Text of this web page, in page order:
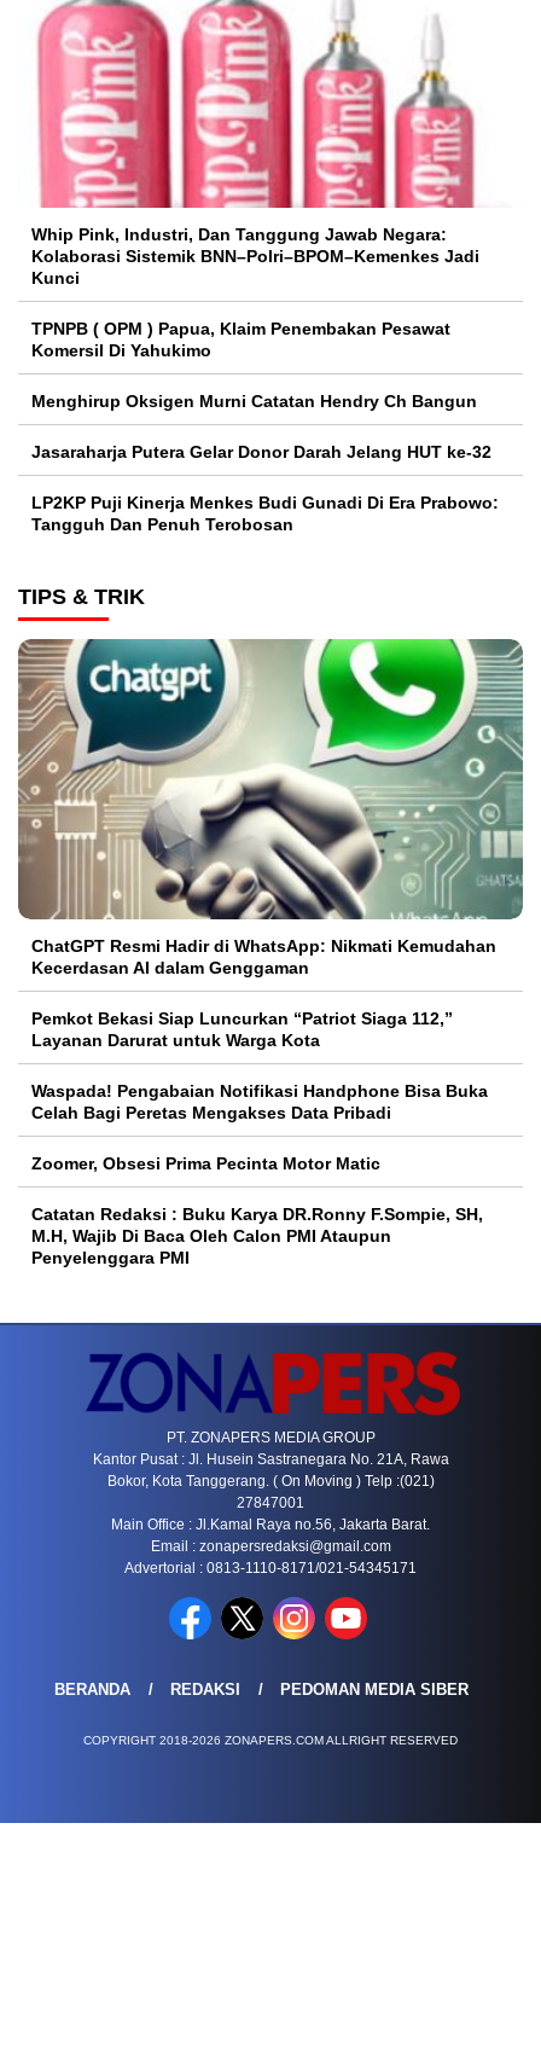
Whip Pink, Industri, Dan Tanggung Jawab Negara:
Kolaborasi Sistemik BNN–Polri–BPOM–Kemenkes Jadi
Kunci
TPNPB ( OPM ) Papua, Klaim Penembakan Pesawat
Komersil Di Yahukimo
Menghirup Oksigen Murni Catatan Hendry Ch Bangun
Jasaraharja Putera Gelar Donor Darah Jelang HUT ke-32
LP2KP Puji Kinerja Menkes Budi Gunadi Di Era Prabowo:
Tangguh Dan Penuh Terobosan‎
TIPS & TRIK
ChatGPT Resmi Hadir di WhatsApp: Nikmati Kemudahan
Kecerdasan AI dalam Genggaman
Pemkot Bekasi Siap Luncurkan “Patriot Siaga 112,”
Layanan Darurat untuk Warga Kota
Waspada! Pengabaian Notifikasi Handphone Bisa Buka
Celah Bagi Peretas Mengakses Data Pribadi
Zoomer, Obsesi Prima Pecinta Motor Matic
Catatan Redaksi : Buku Karya DR.Ronny F.Sompie, SH,
M.H, Wajib Di Baca Oleh Calon PMI Ataupun
Penyelenggara PMI
PT. ZONAPERS MEDIA GROUP
Kantor Pusat : Jl. Husein Sastranegara No. 21A, Rawa
Bokor, Kota Tanggerang. ( On Moving ) Telp :(021)
27847001
Main Office : Jl.Kamal Raya no.56, Jakarta Barat.
Email : zonapersredaksi@gmail.com
Advertorial : 0813-1110-8171/021-54345171
BERANDA REDAKSI PEDOMAN MEDIA SIBER
COPYRIGHT 2018-2026 ZONAPERS.COM ALLRIGHT RESERVED